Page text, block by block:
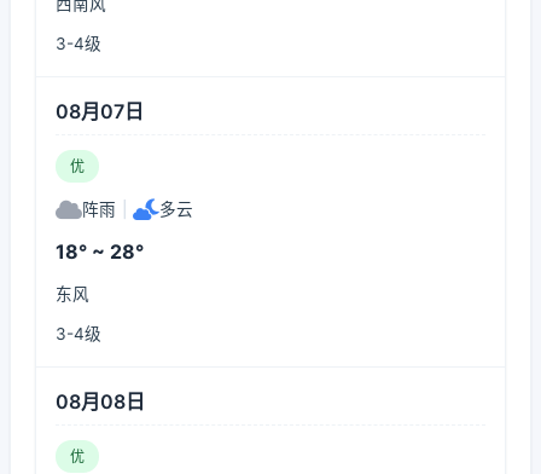
3-4级
08月07日
优
阵雨 多云
18° ~ 28°
东风
3-4级
08月08日
优